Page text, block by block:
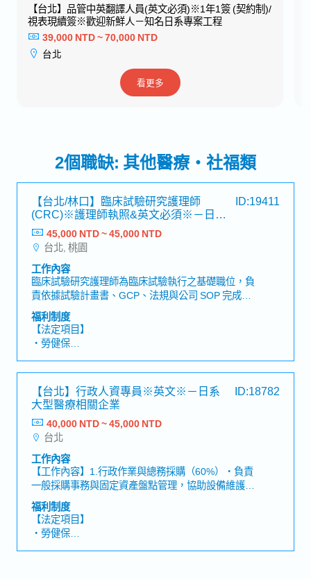
【台北】品管中英翻譯人員(英文必須)※1年1簽 (契約制)/
視表現續簽※歡迎新鮮人－知名日系專案工程
39,000 NTD ~ 70,000 NTD
台北
看更多
2個職缺: 其他醫療・社福類
【台北/林口】臨床試驗研究護理師
(CRC)※護理師執照&英文必須※－日系
大型醫療相關企業
ID:19411
45,000 NTD ~ 45,000 NTD
台北, 桃園
工作內容
臨床試驗研究護理師為臨床試驗執行之基礎職位，負
責依據試驗計畫書、GCP、法規與公司 SOP 完成日
常的試驗作業，須展現良好執行力、細心度與準確
性，並能依主管的指示確實完成任務。【工作內容】
▶臨床試驗執行・依據計畫書、GCP、法規與 SOP
正確執行各項試驗操作。・協助受試者招募、知情同
意流程與訪視安排。・依規範完成原始資料紀錄、表
單填寫與系統資料輸入。▶文件與資料管理・維護試
驗相關文件的完整性與即時性。・依程序管理試驗用
品、藥品與耗材的領取、保存與紀錄。・協助監測訪
視、稽核訪視所需資料準備與現場接待。▶異常回報
與風險意識・即時回報偏差事件（PD）與不良反應
（AE/SAE）。・於現場遇到流程性、文件性或醫院
端問題時，能第一時間回報現場主管。・配合改善措
施與後續追蹤紀錄。▶跨單位溝通・依指示與醫師、
護理師、院內行政單位進行必要溝通。・以專業態度
與受試者保持良好互動，確保其權益與安全。・配合
公司內部人員進行試驗流程安排與需求回覆。【員工
人數】30人
福利制度
【法定項目】
・勞健保
・各種休假（特別休假、婚假、喪假、生理假、產檢
假、陪產假、產假、育嬰假）
・退休金
【公司福利】
・獎金：基本1個月 (視公司營運及個人績效)
・中秋／端午禮金：1000元
・結婚禮金：2000元
・人事考評：一年1次
・健康檢查
【台北】行政人資專員※英文※－日系
大型醫療相關企業
ID:18782
40,000 NTD ~ 45,000 NTD
台北
工作內容
【工作內容】1.行政作業與總務採購（60%）・負責
一般採購事務與固定資產盤點管理，協助設備維護等
相關作業・擔任對外廠商及服務供應商之主要聯絡窗
口；協助詢價、比價、下單、到貨追蹤及驗收等流
程・協助設定與管理 Google Workspace、Microsoft
365 等系統帳號與權限（僅需基本操作，技術問題可
由外部服務商支援）・執行日常行政事務，例如郵件
福利制度
【法定項目】
・勞健保